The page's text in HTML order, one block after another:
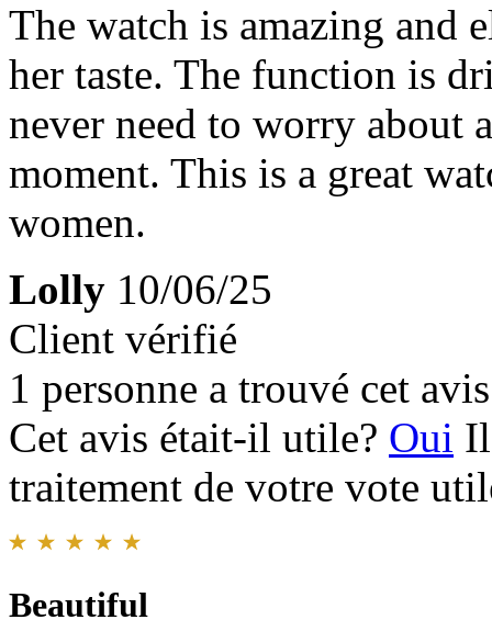
The watch is amazing and
her taste. The function is
never need to worry about
moment. This is a great
women.
Lolly 10/06/25
Client vérifié
1 personne a trouvé cet
Cet avis était-il utile? Oui
traitement de votre vote
Beautiful